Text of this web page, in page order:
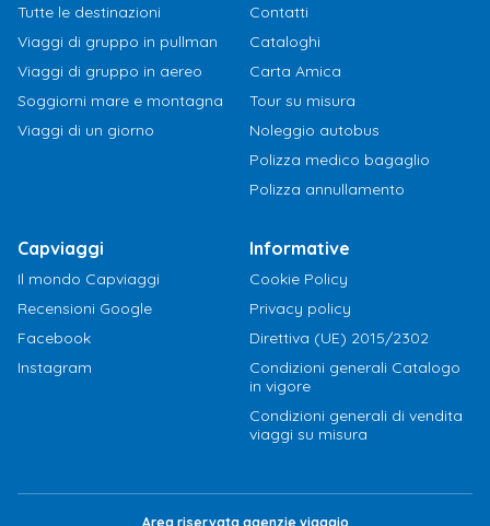
Tutte le destinazioni
Viaggi di gruppo in pullman
Viaggi di gruppo in aereo
Soggiorni mare e montagna
Viaggi di un giorno
Contatti
Cataloghi
Carta Amica
Tour su misura
Noleggio autobus
Polizza medico bagaglio
Polizza annullamento
Capviaggi
Il mondo Capviaggi
Recensioni Google
Facebook
Instagram
Informative
Cookie Policy
Privacy policy
Direttiva (UE) 2015/2302
Condizioni generali Catalogo
in vigore
Condizioni generali di vendita
viaggi su misura
Area riservata agenzie viaggio